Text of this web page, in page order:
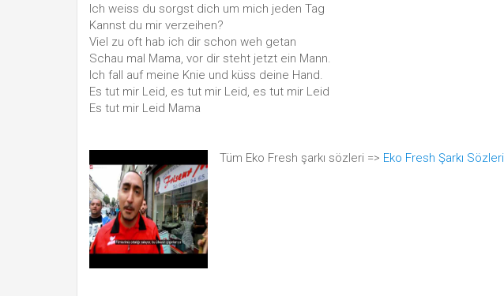
Ich weiss du sorgst dich um mich jeden Tag
Kannst du mir verzeihen?
Viel zu oft hab ich dir schon weh getan
Schau mal Mama, vor dir steht jetzt ein Mann.
Ich fall auf meine Knie und küss deine Hand.
Es tut mir Leid, es tut mir Leid, es tut mir Leid
Es tut mir Leid Mama
Tüm Eko Fresh şarkı sözleri => Eko Fresh Şarkı Sözleri